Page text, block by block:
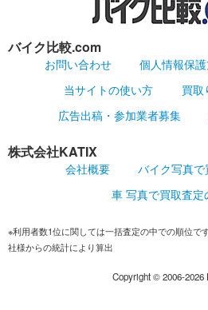
バイク比較.com
お問い合わせ 個人情報保
当サイトの使い方
買取
広告出稿・参加業者募集
株式会社KATIX
会社概要
バイク写真
車 写真で買取査定
※利用者数1位に関しては一括査定の中での順位で
社様からの統計により算出
Copyright ©2006-2026